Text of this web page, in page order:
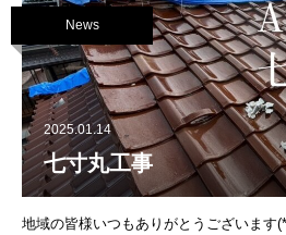
News
2025.01.14
七寸丸工事
地域の皆様いつもありがとうございます